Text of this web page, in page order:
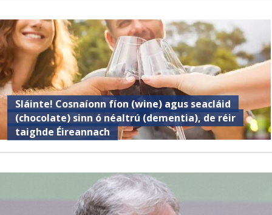
Sláinte! Cosnaíonn fíon (wine) agus seacláid
(chocolate) sinn ó néaltrú (dementia), de réir
taighde Éireannach